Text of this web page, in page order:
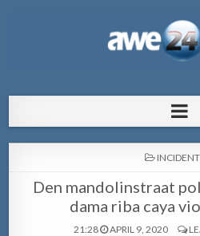
pa
POSTED
Den mandolinstraat
dama riba caya
21:28 APRIL 9, 2020